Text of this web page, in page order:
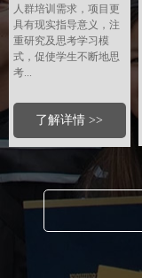
人群培训需求，项目更
具有现实指导意义，注
重研究及思考学习模
式，促使学生不断地思
考...
了解详情 >>